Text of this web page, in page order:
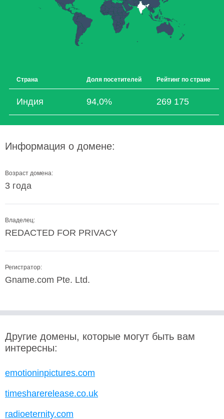
Страна Доля посетителей Рейтинг по стране
Индия 94,0% 269 175
Информация о домене:
Возраст домена:
3 года
Владелец:
REDACTED FOR PRIVACY
Регистратор:
Gname.com Pte. Ltd.
Другие домены, которые могут быть вам
интересны:
emotioninpictures.com
timesharerelease.co.uk
radioeternity.com